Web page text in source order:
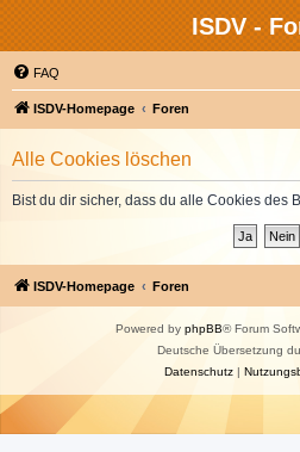
ISDV -
FAQ
ISDV-Homepage Foren
Alle Cookies löschen
Bist du dir sicher, dass du alle Cookies des
ISDV-Homepage Foren
Powered by phpBB® Forum
Deutsche Übersetzung
Datenschutz|